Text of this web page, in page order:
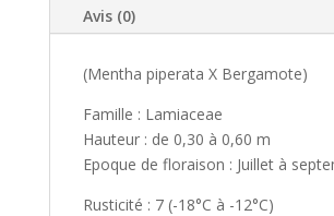
Avis (0)
(Mentha piperata X Bergamote)
Famille : Lamiaceae
Hauteur : de 0,30 à 0,60 m
Epoque de floraison : Juillet à
Rusticité : 7 (-18°C à -12°C)